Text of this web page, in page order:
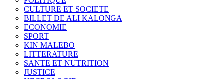
CULTURE ET SOCIETE
BILLET DE ALI KALONGA
ECONOMIE
SPORT
KIN MALEBO
LITTERATURE
SANTE ET NUTRITION
JUSTICE